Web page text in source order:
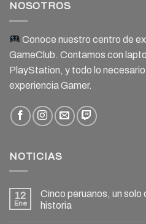
NOSOTROS
Conoce nuestro centro de
GameClub. Contamos con
PlayStation, y todo lo
experiencia Gamer.
NOTICIAS
12
Ene
Cinco peruanos, un
historia